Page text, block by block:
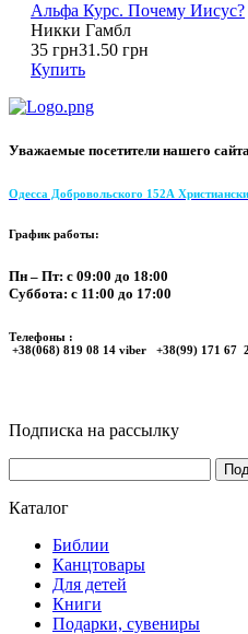
Альфа Курс. Почему Иисус?
Никки Гамбл
35 грн31.50 грн
Купить
Уважаемые посетители нашего
Одесса Добровольского 152А
График работы:
Пн – Пт: с 09:00 до 18:00
Суббота: с 11:00 до 17:00
Телефоны :
+38(068) 819 08 14 viber +38(99) 171 67
Подписка на рассылку
Каталог
Библии
Канцтовары
Для детей
Книги
Подарки, сувениры